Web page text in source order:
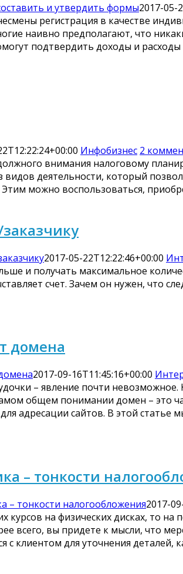
и утвердить формы2017-05-
регистрация в качестве
наивно предполагают, что
подтвердить доходы и расходы
Инфобизнес 2
внимания налоговому
видов деятельности, который
можно воспользоваться,
2017-05-22T12:22:46+00:00
и получать максимальное
счет. Зачем он нужен, что
домена
2017-09-16T11:45:16+00:00
– явление почти
общем понимании домен – это
адресации сайтов. В этой статье
– тонкости
– тонкости налогообложения2017-
на физических дисках, то
всего, вы придете к мысли, что
клиентом для уточнения деталей,